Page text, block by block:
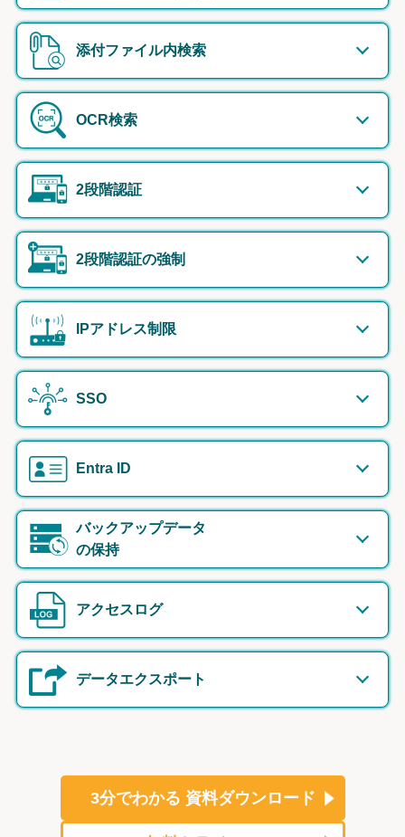
添付ファイル内検索
OCR検索
2段階認証
2段階認証の強制
IPアドレス制限
SSO
Entra ID
バックアップデータ
の保持
アクセスログ
データエクスポート
3分でわかる 資料ダウンロード